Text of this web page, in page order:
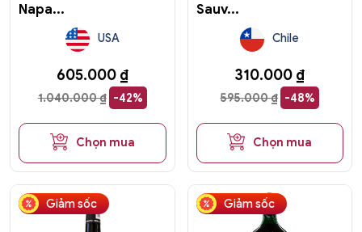
Napa...
USA
1.040.000₫ -42%
605.000 ₫
Chọn mua
Sauv...
Chile
595.000₫ -48%
310.000 ₫
Chọn mua
Giảm sốc Giảm sốc